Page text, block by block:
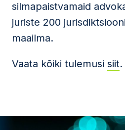
silmapaistvamaid
juriste 200
maailma.
Vaata kõiki tulemusi siit.